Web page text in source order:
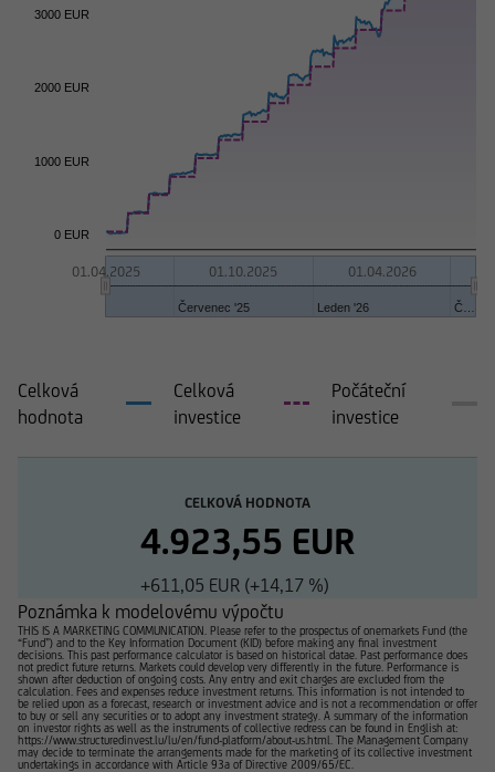
01.04.2025 01.10.2025 01.04.2026
Leden '26
Červenec '25 Č…
0 EUR
1000 EUR
2000 EUR
3000 EUR
Celková
hodnota
Celková
investice
Počáteční
investice
CELKOVÁ HODNOTA
4.923,55 EUR
+611,05 EUR (+14,17 %)
Poznámka k modelovému výpočtu
THIS IS A MARKETING COMMUNICATION. Please refer to the prospectus of onemarkets Fund (the
“Fund”) and to the Key Information Document (KID) before making any final investment
decisions. This past performance calculator is based on historical datae. Past performance does
not predict future returns. Markets could develop very differently in the future. Performance is
shown after deduction of ongoing costs. Any entry and exit charges are excluded from the
calculation. Fees and expenses reduce investment returns. This information is not intended to
be relied upon as a forecast, research or investment advice and is not a recommendation or offer
to buy or sell any securities or to adopt any investment strategy. A summary of the information
on investor rights as well as the instruments of collective redress can be found in English at:
https://www.structuredinvest.lu/lu/en/fund-platform/about-us.html. The Management Company
may decide to terminate the arrangements made for the marketing of its collective investment
undertakings in accordance with Article 93a of Directive 2009/65/EC.